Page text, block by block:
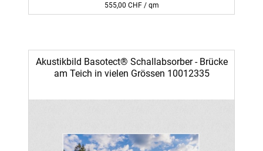
555,00 CHF / qm
Akustikbild Basotect® Schallabsorber - Brücke
am Teich in vielen Grössen 10012335